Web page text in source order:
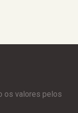
os valores pelos